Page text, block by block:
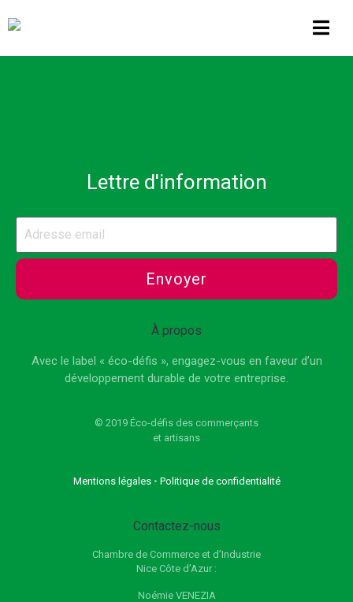
Lettre d'information
Envoyer
À propos
Avec le label « éco-défis », engagez-vous en faveur d’un
développement durable de votre entreprise.
© 2019 Éco-défis des commerçants
et artisans
Mentions légales• Politique de confidentialité
Contactez-nous
Chambre de Commerce et d’Industrie
Nice Côte d’Azur :
Noémie VENEZIA